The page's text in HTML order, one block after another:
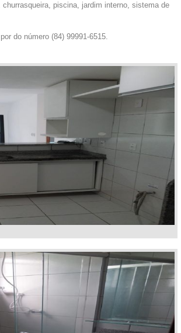
piscina, jardim interno, sistema de
do número (84) 99991-6515.